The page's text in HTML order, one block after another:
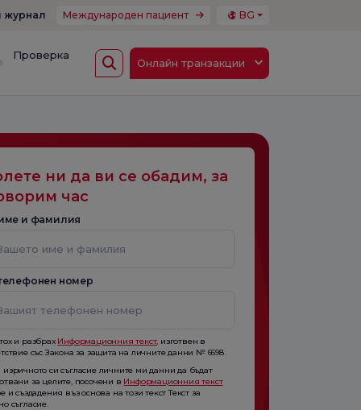
журнал Международен пациент BG
Проверка
Онлайн транзакции
ни да ви се обадим, за
час
и фамилия
номер
и разбрах Информационния текст, изготвен в
със Закона за защита на личните данни № 6698.
си съгласие личните ми данни да бъдат
за целите, посочени в Информационния текст
и създадения въз основа на този текст Текст за
съгласие.